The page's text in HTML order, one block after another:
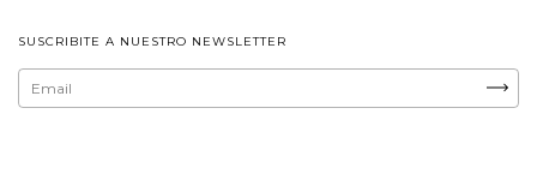
SUSCRIBITE A NUESTRO NEWSLETTER